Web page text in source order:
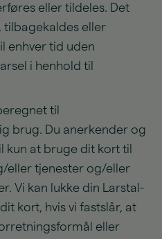
eller tildeles. Det
tilbagekaldes eller
enhver tid uden
i henhold til
til
brug. Du anerkender og
kun at bruge dit kort til
eller tjenester og/eller
Vi kan lukke din Larstal-
kort, hvis vi fastslår, at
eller